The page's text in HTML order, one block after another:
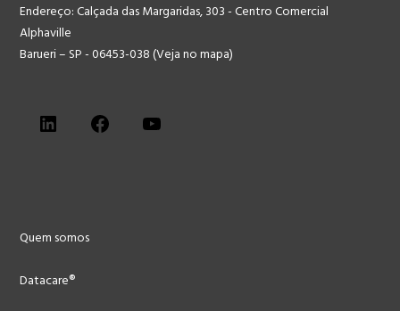
Endereço:Calçada das Margaridas, 303 - Centro Comercial
Alphaville
Barueri – SP - 06453-038(Veja no mapa)
Quem somos
Datacare®